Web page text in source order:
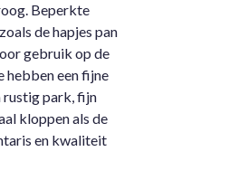
Beperkte
de hapjes pan
gebruik op de
een fijne
rustig park, fijn
kloppen als de
en kwaliteit